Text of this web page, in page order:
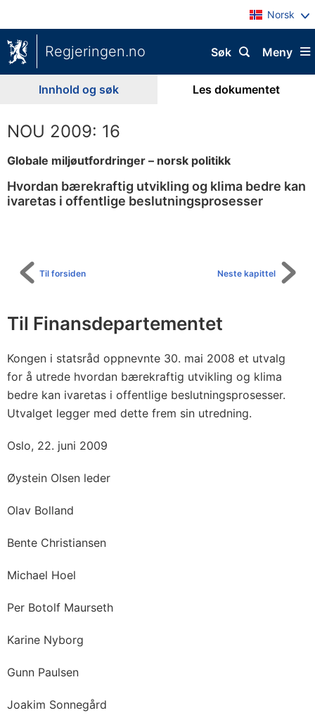
Norsk
Regjeringen.no Meny
Søk
Innhold og søk Les dokumentet
NOU 2009: 16
Globale miljøutfordringer – norsk politikk
Hvordan bærekraftig utvikling og klima bedre kan
ivaretas i offentlige beslutningsprosesser
Neste kapittel
Til forsiden
Til Finansdepartementet
Kongen i statsråd oppnevnte 30. mai 2008 et utvalg
for å utrede hvordan bærekraftig utvikling og klima
bedre kan ivaretas i offentlige beslutningsprosesser.
Utvalget legger med dette frem sin utredning.
Oslo, 22. juni 2009
Øystein Olsen leder
Olav Bolland
Bente Christiansen
Michael Hoel
Per Botolf Maurseth
Karine Nyborg
Gunn Paulsen
Joakim Sonnegård